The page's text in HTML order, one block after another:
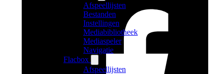
Afspeellijsten
Bestanden
Instellingen
Mediabibliotheek
Mediaspeler
Navigatie
Flacbox
Afspeellijsten